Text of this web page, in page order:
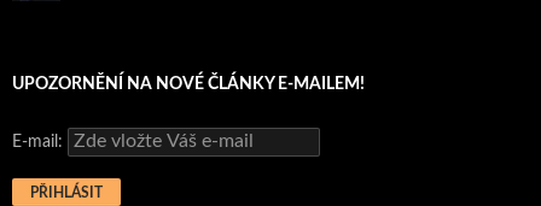
UPOZORNĚNÍ NA NOVÉ ČLÁNKY E-MAILEM!
E-mail: